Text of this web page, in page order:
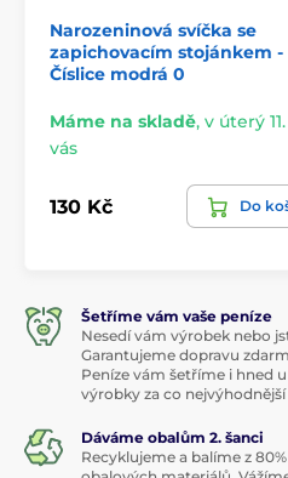
Narozeninová svíčka se
zapichovacím stojánkem -
Číslice modrá 0
Máme na skladě, v úterý
vás
130 Kč Do
Šetříme vám vaše peníze
Nesedí vám výrobek nebo
Garantujeme dopravu
Peníze vám šetříme i hned
výrobky za co nejvýhodnější
Dáváme obalům 2. šanci
Recyklujeme a balíme z